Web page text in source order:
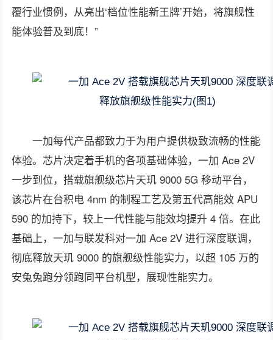
覆行业惯例，从亮出‘档位性能新王牌’开始，将旗舰性
能体验普及到底！”
一加每代产品都致力于为用户提供极致流畅的性能
体验。芯片决定着手机的各项基础体验，一加 Ace 2V
一步到位，搭载旗舰级芯片天玑 9000 5G 移动平台，
该芯片在台积电 4nm 的制程工艺及第五代高能效 APU
590 的加持下，较上一代性能与能效均提升 4 倍。在此
基础上，一加与联发科对一加 Ace 2V 进行深度联调，
彻底释放天玑 9000 的旗舰级性能实力，以超 105 万的
安兔兔跑分领跑同平台机型，展现性能实力。